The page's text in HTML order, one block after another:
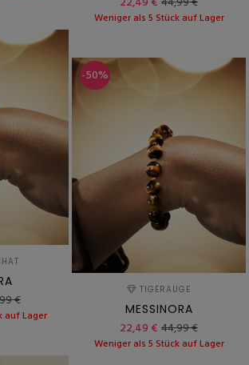
Weniger als 5 Stück auf Lager
€
auf Lager
-50%
TIGERAUGE
MESSINORA
22,49 € 44,99 €
Weniger als 5 Stück auf Lager